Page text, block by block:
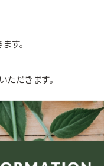
す。
ただきます。